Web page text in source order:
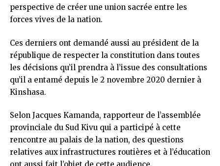
perspective de créer une union sacrée entre les
forces vives de la nation.
Ces derniers ont demandé aussi au président de la
république de respecter la constitution dans toutes
les décisions qu’il prendra à l’issue des consultations
qu’il a entamé depuis le 2 novembre 2020 dernier à
Kinshasa.
Selon Jacques Kamanda, rapporteur de l’assemblée
provinciale du Sud Kivu qui a participé à cette
rencontre au palais de la nation, des questions
relatives aux infrastructures routières et à l’éducation